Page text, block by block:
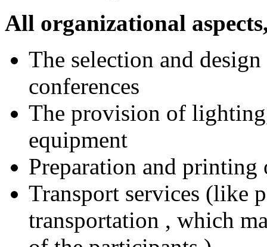
All organizational
The selection and
conferences
The provision of
equipment
Preparation and printing
Transport services (like
transportation , which